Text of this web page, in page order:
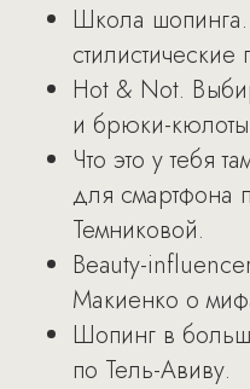
Школа
Hot & Not.
и брюки-
Что это у тебя
для смартфона
Темниковой.
Beauty-
Макиенко о
Шопинг в
по Тель-Авиву.